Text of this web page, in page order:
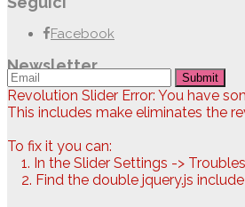
Facebook
Newsletter
Submit
Revolution Slider Error: You have
This includes make eliminates the
To fix it you can:
1. In the Slider Settings ->
2. Find the double jquery.js